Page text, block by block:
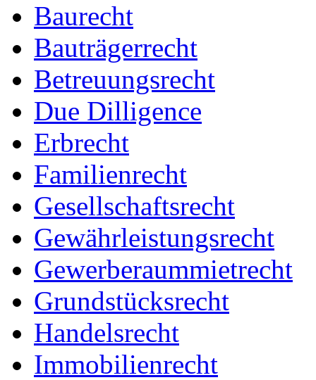
Baurecht
Bauträgerrecht
Betreuungsrecht
Due Dilligence
Erbrecht
Familienrecht
Gesellschaftsrecht
Gewährleistungsrecht
Gewerberaummietrecht
Grundstücksrecht
Handelsrecht
Immobilienrecht